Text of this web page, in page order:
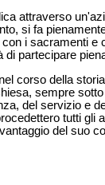
attraverso
si fa
i sacramenti
di partecipare
corso della
sempre
del servizio e
tutti gli
del suo